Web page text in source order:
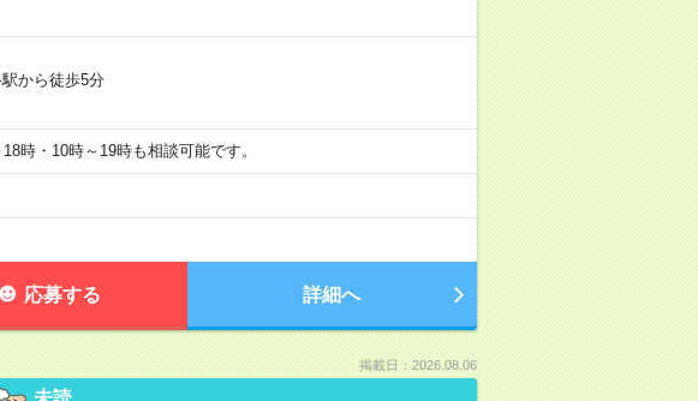
から徒歩5分
・10時～19時も相談可能です。
応募する 詳細へ
掲載日：2026.08.06